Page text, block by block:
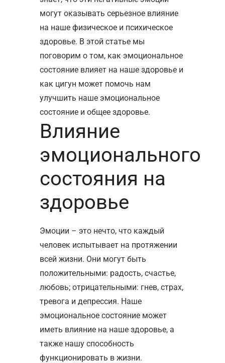
могут оказывать серьезное влияние
на наше физическое и психическое
здоровье. В этой статье мы
поговорим о том, как эмоциональное
состояние влияет на наше здоровье и
как цигун может помочь нам
улучшить наше эмоциональное
состояние и общее здоровье.
Влияние
эмоционального
состояния на
здоровье
Эмоции – это нечто, что каждый
человек испытывает на протяжении
всей жизни. Они могут быть
положительными: радость, счастье,
любовь; отрицательными: гнев, страх,
тревога и депрессия. Наше
эмоциональное состояние может
иметь влияние на наше здоровье, а
также нашу способность
функционировать в жизни.